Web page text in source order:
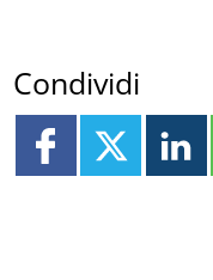
Condividi